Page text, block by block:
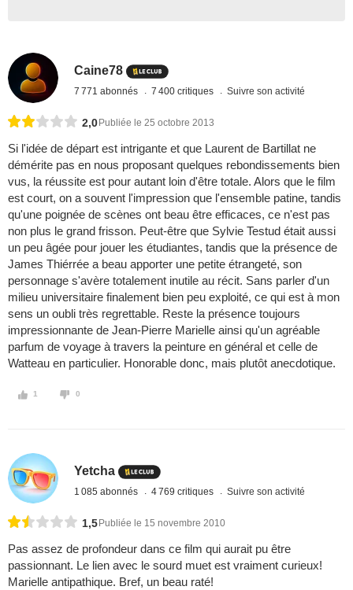
Caine78
7 771 abonnés 7 400 critiques Suivre son activité
2,0 Publiée le 25 octobre 2013
Si l'idée de départ est intrigante et que Laurent de Bartillat ne
démérite pas en nous proposant quelques rebondissements bien
vus, la réussite est pour autant loin d'être totale. Alors que le film
est court, on a souvent l'impression que l'ensemble patine, tandis
qu'une poignée de scènes ont beau être efficaces, ce n'est pas
non plus le grand frisson. Peut-être que Sylvie Testud était aussi
un peu âgée pour jouer les étudiantes, tandis que la présence de
James Thiérrée a beau apporter une petite étrangeté, son
personnage s'avère totalement inutile au récit. Sans parler d'un
milieu universitaire finalement bien peu exploité, ce qui est à mon
sens un oubli très regrettable. Reste la présence toujours
impressionnante de Jean-Pierre Marielle ainsi qu'un agréable
parfum de voyage à travers la peinture en général et celle de
Watteau en particulier. Honorable donc, mais plutôt anecdotique.
1 0
Yetcha
1 085 abonnés 4 769 critiques Suivre son activité
1,5 Publiée le 15 novembre 2010
Pas assez de profondeur dans ce film qui aurait pu être
passionnant. Le lien avec le sourd muet est vraiment curieux!
Marielle antipathique. Bref, un beau raté!